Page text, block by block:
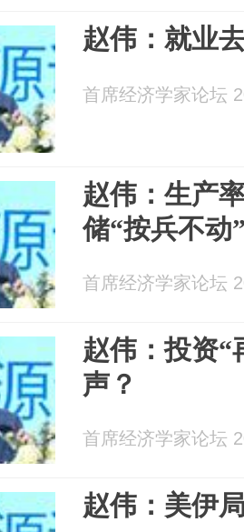
赵伟：就业
首席经济学家论坛
赵伟：生产
储“按兵不
首席经济学家论坛
赵伟：投资“
声？
首席经济学家论坛
赵伟：美伊